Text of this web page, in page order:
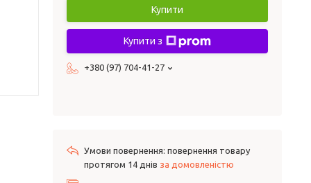
Купити
Купити з
+380 (97) 704-41-27
повернення товару
протягом 14 днів за домовленістю